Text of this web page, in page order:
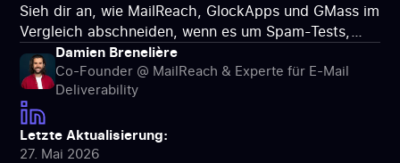
Sieh dir an, wie MailReach, GlockApps und GMass im
Vergleich abschneiden, wenn es um Spam-Tests,
Genauigkeit der Inbox-Platzierung, warmup-
Integration und Zustellbarkeitsdiagnosen bei großen
E-Mail-Anbietern geht.
Damien Brenelière
Co-Founder @ MailReach & Experte für E-Mail
Deliverability
Letzte Aktualisierung:
27. Mai 2026